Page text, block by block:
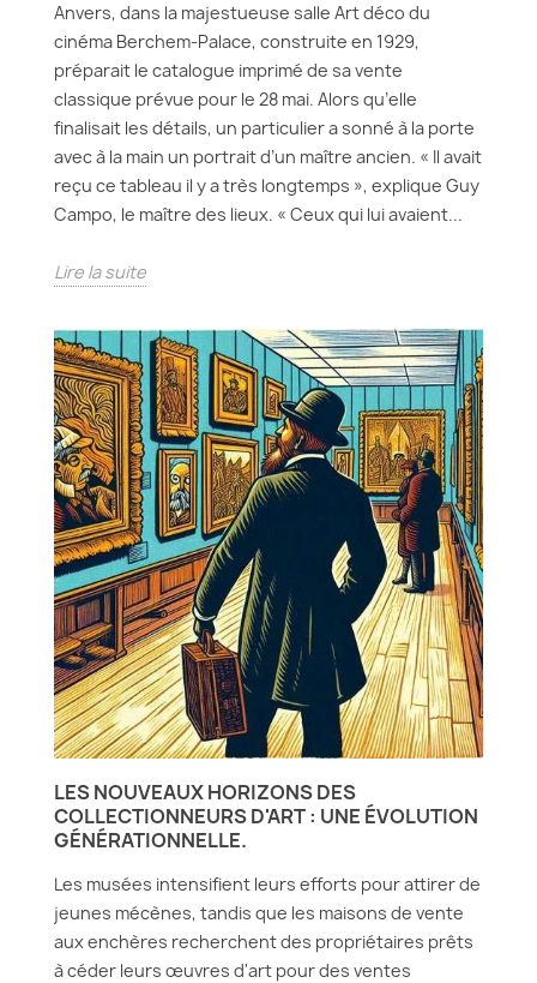
Anvers, dans la majestueuse salle Art déco du
cinéma Berchem-Palace, construite en 1929,
préparait le catalogue imprimé de sa vente
classique prévue pour le 28 mai. Alors qu’elle
finalisait les détails, un particulier a sonné à la porte
avec à la main un portrait d’un maître ancien. « Il avait
reçu ce tableau il y a très longtemps », explique Guy
Campo, le maître des lieux. « Ceux qui lui avaient...
Lire la suite
LES NOUVEAUX HORIZONS DES
COLLECTIONNEURS D'ART : UNE ÉVOLUTION
GÉNÉRATIONNELLE.
Les musées intensifient leurs efforts pour attirer de
jeunes mécènes, tandis que les maisons de vente
aux enchères recherchent des propriétaires prêts
à céder leurs œuvres d'art pour des ventes